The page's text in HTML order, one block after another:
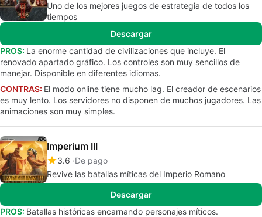
Uno de los mejores juegos de estrategia de todos los
tiempos
Descargar
PROS: La enorme cantidad de civilizaciones que incluye. El
renovado apartado gráfico. Los controles son muy sencillos de
manejar. Disponible en diferentes idiomas.
CONTRAS: El modo online tiene mucho lag. El creador de escenarios
es muy lento. Los servidores no disponen de muchos jugadores. Las
animaciones son muy simples.
Imperium III
3.6 De pago
Revive las batallas míticas del Imperio Romano
Descargar
PROS: Batallas históricas encarnando personajes míticos.